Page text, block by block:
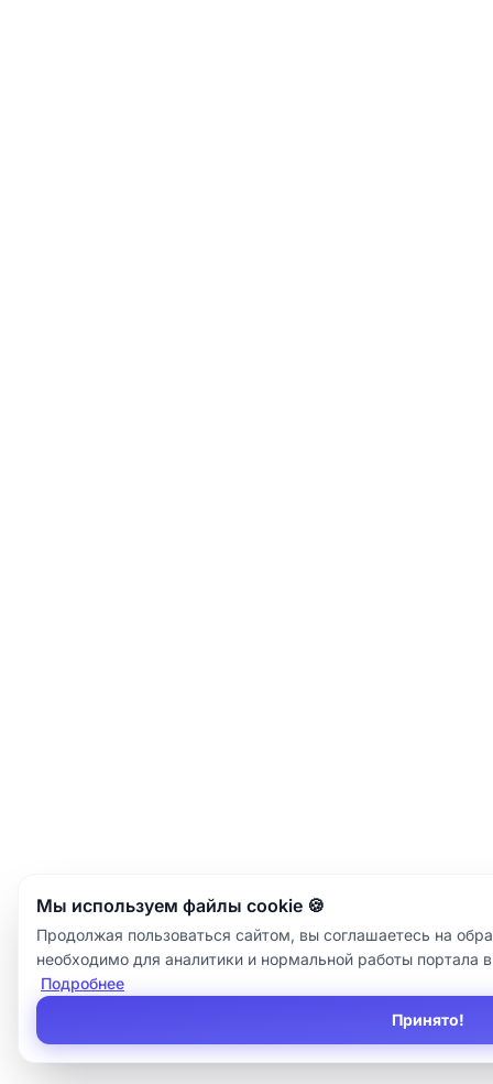
Мы используем файлы cookie 🍪
Продолжая пользоваться сайтом, вы соглашаетесь на
необходимо для аналитики и нормальной работы портала
Подробнее
Принято!